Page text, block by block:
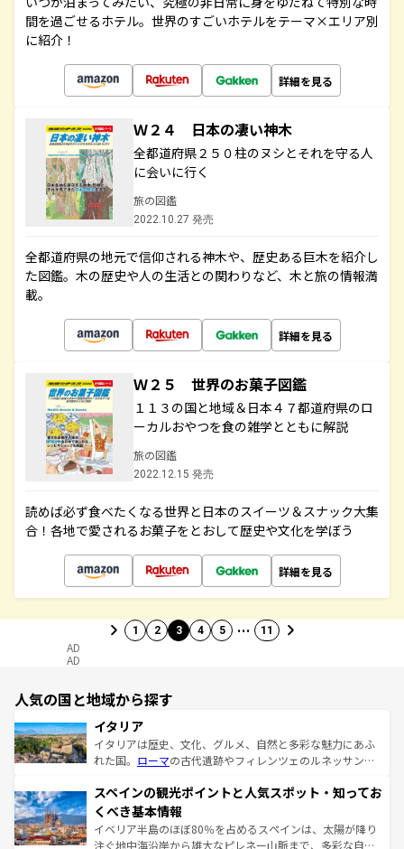
間を過ごせるホテル。世界のすごいホテルをテーマ×エリア別
に紹介！
詳細を見る
Ｗ２４ 日本の凄い神木
全都道府県２５０柱のヌシとそれを守る人
に会いに行く
旅の図鑑
2022.10.27 発売
全都道府県の地元で信仰される神木や、歴史ある巨木を紹介し
た図鑑。木の歴史や人の生活との関わりなど、木と旅の情報満
載。
詳細を見る
Ｗ２５ 世界のお菓子図鑑
１１３の国と地域＆日本４７都道府県のロ
ーカルおやつを食の雑学とともに解説
旅の図鑑
2022.12.15 発売
読めば必ず食べたくなる世界と日本のスイーツ＆スナック大集
合！各地で愛されるお菓子をとおして歴史や文化を学ぼう
詳細を見る
1 2 3 4 5 … 11
AD
AD
人気の国と地域から探す
イタリア
イタリアは歴史、文化、グルメ、自然と多彩な魅力にあふ
れた国。 ローマの古代遺跡やフィレンツェのルネッサンス
ろん、トスカーナの美しい田園風景やアマルフィ海岸の絶
景など、自然景観も見逃せない。観光の合間には、本場の
ピザやパスタなど、絶品のイタリア料理を堪能することも
できる。朝目覚めてから夜眠るまで、すべての瞬間を楽し
スペインの観光ポイントと人気スポット・知ってお
くべき基本情報
イベリア半島のほぼ80％を占めるスペインは、太陽が降り
注ぐ地中海沿岸から雄大なピレネー山脈まで、多彩な自然